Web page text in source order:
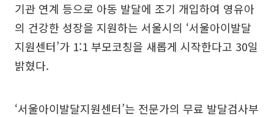
기관 연계 등으로 아동 발달에 조기 개입하여 영유아
의 건강한 성장을 지원하는 서울시의 ‘서울아이발달
지원센터’가 1:1 부모코칭을 새롭게 시작한다고 30일
밝혔다.
‘서울아이발달지원센터’는 전문가의 무료 발달검사부